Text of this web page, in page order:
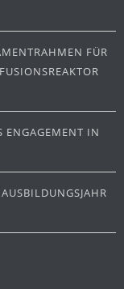
FÜR
ENGAGEMENT IN